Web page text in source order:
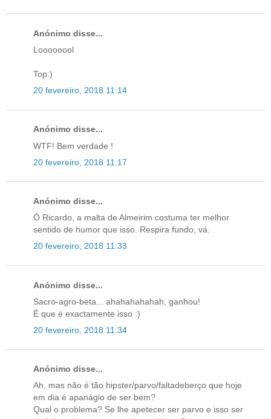
Anónimo disse...
Loooooool
Top:)
20 fevereiro, 2018 11:14
Anónimo disse...
WTF! Bem verdade !
20 fevereiro, 2018 11:17
Anónimo disse...
Ó Ricardo, a malta de Almeirim costuma ter melhor
sentido de humor que isso. Respira fundo, vá.
20 fevereiro, 2018 11:33
Anónimo disse...
Sacro-agro-beta... ahahahahahah, ganhou!
É que é exactamente isso :)
20 fevereiro, 2018 11:34
Anónimo disse...
Ah, mas não é tão hipster/parvo/faltadeberço que hoje
em dia é apanágio de ser bem?
Qual o problema? Se lhe apetecer ser parvo e isso ser